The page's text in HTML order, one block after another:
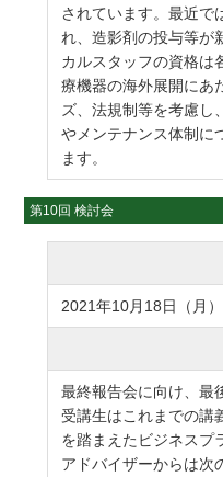
されています。最近で
れ、造影剤の投与等が
カルスタッフの資格は
療機器の海外展開にあ
ズ、法規制等を考慮し
やメンテナンス体制に
ます。
第10回 検討会
2021年10月18日（月
最終報告会に向け、最
受講生はこれまでの講
を踏まえたビジネスプ
アドバイザーからは次